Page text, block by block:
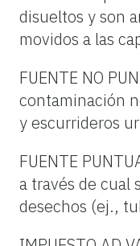
disueltos y son
movidos a las
FUENTE NO
contaminación
y escurrideros
FUENTE
a través de cual
desechos (ej.,